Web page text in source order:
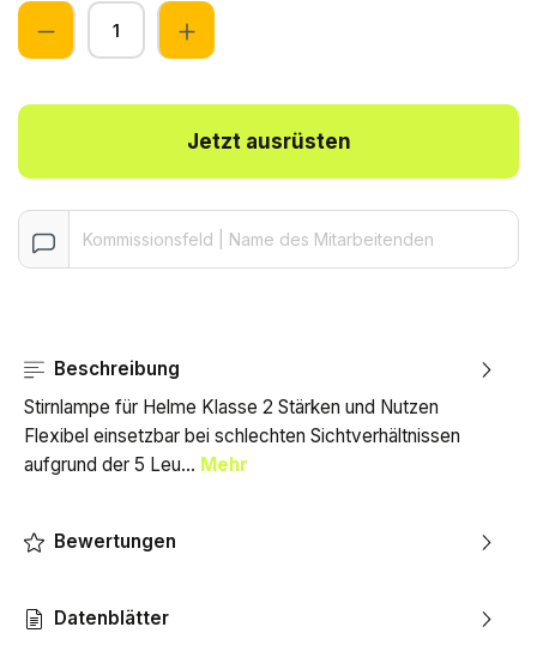
Anzahl
Jetzt ausrüsten
Beschreibung
Stirnlampe für Helme Klasse 2 Stärken und Nutzen
Flexibel einsetzbar bei schlechten Sichtverhältnissen
aufgrund der 5 Leu… Mehr
Bewertungen
Datenblätter